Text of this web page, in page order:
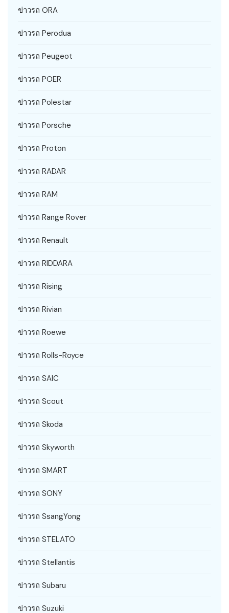
ข่าวรถ ORA
ข่าวรถ Perodua
ข่าวรถ Peugeot
ข่าวรถ POER
ข่าวรถ Polestar
ข่าวรถ Porsche
ข่าวรถ Proton
ข่าวรถ RADAR
ข่าวรถ RAM
ข่าวรถ Range Rover
ข่าวรถ Renault
ข่าวรถ RIDDARA
ข่าวรถ Rising
ข่าวรถ Rivian
ข่าวรถ Roewe
ข่าวรถ Rolls-Royce
ข่าวรถ SAIC
ข่าวรถ Scout
ข่าวรถ Skoda
ข่าวรถ Skyworth
ข่าวรถ SMART
ข่าวรถ SONY
ข่าวรถ SsangYong
ข่าวรถ STELATO
ข่าวรถ Stellantis
ข่าวรถ Subaru
ข่าวรถ Suzuki